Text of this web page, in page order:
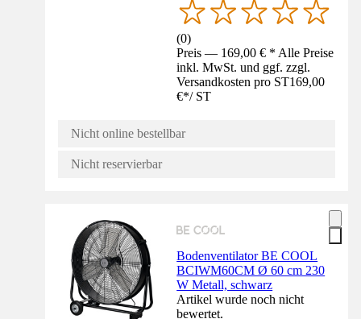
(0)
Preis — 169,00 € * Alle Preise
inkl. MwSt. und ggf. zzgl.
Versandkosten pro ST169,00
€*/ ST
Nicht online bestellbar
Nicht reservierbar
Bodenventilator BE COOL
BCIWM60CM Ø 60 cm 230
W Metall, schwarz
Artikel wurde noch nicht
bewertet.